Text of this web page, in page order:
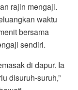
rajin mengaji.
waktu
bersama
sendiri.
di dapur. Ia
disuruh-suruh,”